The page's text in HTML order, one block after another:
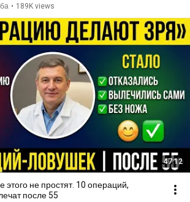
• 189K views
47:12
этого не простят. 10 операций,
после 55